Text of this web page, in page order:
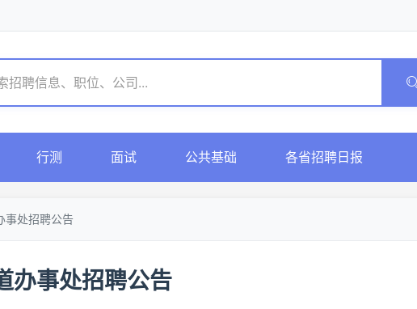
行测 面试 公共基础 各省招聘日报
事处招聘公告
办事处招聘公告